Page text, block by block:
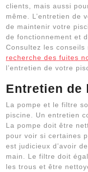
clients, mais aussi
même. L’entretien de
de maintenir votre
de fonctionnement et
Consultez les
recherche des fuites
l’entretien de votre
Entretien de
La pompe et le filtre
piscine. Un entretien
La pompe doit être
pour voir si certaines
est judicieux d’avoir
main. Le filtre doit
les trous et être